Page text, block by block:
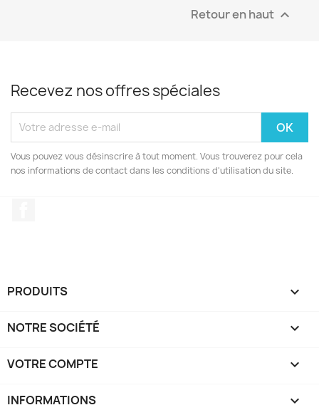
Retour en haut 
Recevez nos offres spéciales
Vous pouvez vous désinscrire à tout moment. Vous trouverez pour cela
nos informations de contact dans les conditions d'utilisation du site.
PRODUITS 
NOTRE SOCIÉTÉ 
VOTRE COMPTE 
INFORMATIONS keyboard_arrow_down